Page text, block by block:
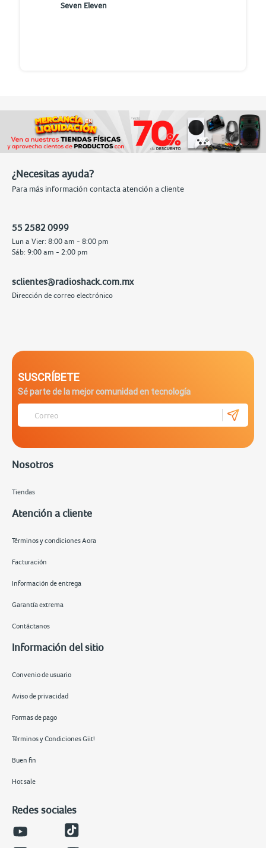
Seven Eleven
¿Necesitas ayuda?
Para más información contacta atención a cliente
55 2582 0999
Lun a Vier: 8:00 am - 8:00 pm
Sáb: 9:00 am - 2:00 pm
sclientes@radioshack.com.mx
Dirección de correo electrónico
SUSCRÍBETE
Sé parte de la mejor comunidad en tecnología
Nosotros
Tiendas
Atención a cliente
Términos y condiciones Aora
Facturación
Información de entrega
Garantía extrema
Contáctanos
Información del sitio
Convenio de usuario
Aviso de privacidad
Formas de pago
Términos y Condiciones Giit!
Buen fin
Hot sale
Redes sociales